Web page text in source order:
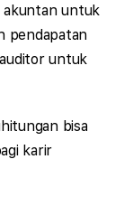
akuntan untuk
pendapatan
untuk
bisa
karir